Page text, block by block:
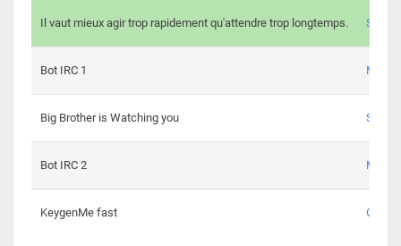
Il vaut mieux agir trop rapidement qu'attendre trop longtemps. Spl3en
Bot IRC 1
Big Brother is Watching you
Bot IRC 2
KeygenMe fast Ge0